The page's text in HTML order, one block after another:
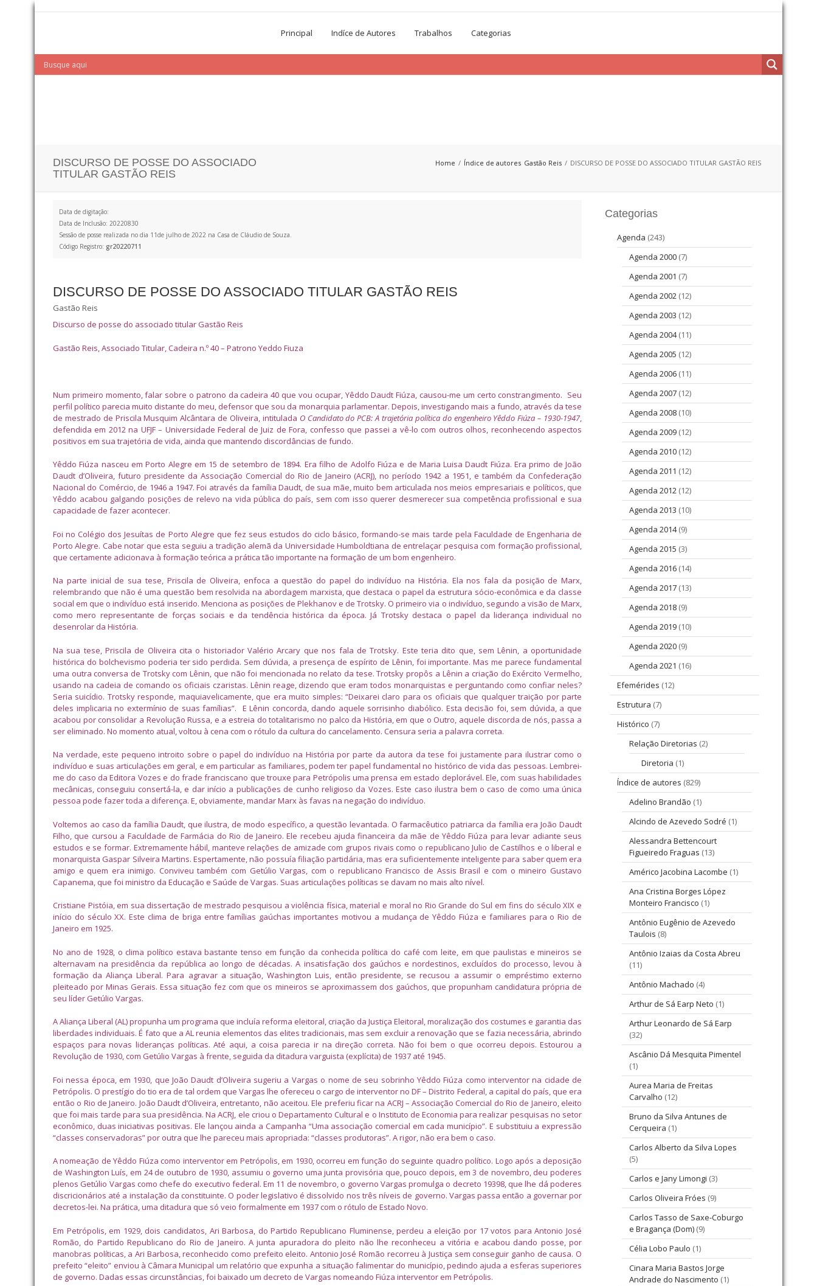
Principal Indíce de Autores Trabalhos Categorias
DISCURSO DE POSSE DO ASSOCIADO
TITULAR GASTÃO REIS
Home Índice de autores Gastão Reis DISCURSO DE POSSE DO ASSOCIADO TITULAR GASTÃO REIS
Data de digitação:
Data de Inclusão: 20220830
Sessão de posse realizada no dia 11de julho de 2022 na Casa de Cláudio de Souza.
Código Registro: gr20220711
DISCURSO DE POSSE DO ASSOCIADO TITULAR GASTÃO REIS
Gastão Reis
Discurso de posse do associado titular Gastão Reis
Gastão Reis, Associado Titular, Cadeira n.º 40 – Patrono Yeddo Fiuza
Num primeiro momento, falar sobre o patrono da cadeira 40 que vou ocupar, Yêddo Daudt Fiúza, causou-me um certo constrangimento. Seu
perfil político parecia muito distante do meu, defensor que sou da monarquia parlamentar. Depois, investigando mais a fundo, através da tese
de mestrado de Priscila Musquim Alcântara de Oliveira, intitulada O Candidato do PCB: A trajetória política do engenheiro Yêddo Fiúza – 1930-1947,
defendida em 2012 na UFJF – Universidade Federal de Juiz de Fora, confesso que passei a vê-lo com outros olhos, reconhecendo aspectos
positivos em sua trajetória de vida, ainda que mantendo discordâncias de fundo.
Yêddo Fiúza nasceu em Porto Alegre em 15 de setembro de 1894. Era filho de Adolfo Fiúza e de Maria Luisa Daudt Fiúza. Era primo de João
Daudt d’Oliveira, futuro presidente da Associação Comercial do Rio de Janeiro (ACRJ), no período 1942 a 1951, e também da Confederação
Nacional do Comércio, de 1946 a 1947. Foi através da família Daudt, de sua mãe, muito bem articulada nos meios empresariais e políticos, que
Yêddo acabou galgando posições de relevo na vida pública do país, sem com isso querer desmerecer sua competência profissional e sua
capacidade de fazer acontecer.
Foi no Colégio dos Jesuítas de Porto Alegre que fez seus estudos do ciclo básico, formando-se mais tarde pela Faculdade de Engenharia de
Porto Alegre. Cabe notar que esta seguiu a tradição alemã da Universidade Humboldtiana de entrelaçar pesquisa com formação profissional,
que certamente adicionava à formação teórica a prática tão importante na formação de um bom engenheiro.
Na parte inicial de sua tese, Priscila de Oliveira, enfoca a questão do papel do indivíduo na História. Ela nos fala da posição de Marx,
relembrando que não é uma questão bem resolvida na abordagem marxista, que destaca o papel da estrutura sócio-econômica e da classe
social em que o indivíduo está inserido. Menciona as posições de Plekhanov e de Trotsky. O primeiro via o indivíduo, segundo a visão de Marx,
como mero representante de forças sociais e da tendência histórica da época. Já Trotsky destaca o papel da liderança individual no
desenrolar da História.
Na sua tese, Priscila de Oliveira cita o historiador Valério Arcary que nos fala de Trotsky. Este teria dito que, sem Lênin, a oportunidade
histórica do bolchevismo poderia ter sido perdida. Sem dúvida, a presença de espírito de Lênin, foi importante. Mas me parece fundamental
uma outra conversa de Trotsky com Lênin, que não foi mencionada no relato da tese. Trotsky propôs a Lênin a criação do Exército Vermelho,
usando na cadeia de comando os oficiais czaristas. Lênin reage, dizendo que eram todos monarquistas e perguntando como confiar neles?
Seria suicídio. Trotsky responde, maquiavelicamente, que era muito simples: “Deixarei claro para os oficiais que qualquer traição por parte
deles implicaria no extermínio de suas famílias”. E Lênin concorda, dando aquele sorrisinho diabólico. Esta decisão foi, sem dúvida, a que
acabou por consolidar a Revolução Russa, e a estreia do totalitarismo no palco da História, em que o Outro, aquele discorda de nós, passa a
ser eliminado. No momento atual, voltou à cena com o rótulo da cultura do cancelamento. Censura seria a palavra correta.
Na verdade, este pequeno introito sobre o papel do indivíduo na História por parte da autora da tese foi justamente para ilustrar como o
indivíduo e suas articulações em geral, e em particular as familiares, podem ter papel fundamental no histórico de vida das pessoas. Lembrei-
me do caso da Editora Vozes e do frade franciscano que trouxe para Petrópolis uma prensa em estado deplorável. Ele, com suas habilidades
mecânicas, conseguiu consertá-la, e dar início a publicações de cunho religioso da Vozes. Este caso ilustra bem o caso de como uma única
pessoa pode fazer toda a diferença. E, obviamente, mandar Marx às favas na negação do indivíduo.
Voltemos ao caso da família Daudt, que ilustra, de modo específico, a questão levantada. O farmacêutico patriarca da família era João Daudt
Filho, que cursou a Faculdade de Farmácia do Rio de Janeiro. Ele recebeu ajuda financeira da mãe de Yêddo Fiúza para levar adiante seus
estudos e se formar. Extremamente hábil, manteve relações de amizade com grupos rivais como o republicano Julio de Castilhos e o liberal e
monarquista Gaspar Silveira Martins. Espertamente, não possuía filiação partidária, mas era suficientemente inteligente para saber quem era
amigo e quem era inimigo. Conviveu também com Getúlio Vargas, com o republicano Francisco de Assis Brasil e com o mineiro Gustavo
Capanema, que foi ministro da Educação e Saúde de Vargas. Suas articulações políticas se davam no mais alto nível.
Cristiane Pistóia, em sua dissertação de mestrado pesquisou a violência física, material e moral no Rio Grande do Sul em fins do século XIX e
início do século XX. Este clima de briga entre famílias gaúchas importantes motivou a mudança de Yêddo Fiúza e familiares para o Rio de
Janeiro em 1925.
No ano de 1928, o clima político estava bastante tenso em função da conhecida política do café com leite, em que paulistas e mineiros se
alternavam na presidência da república ao longo de décadas. A insatisfação dos gaúchos e nordestinos, excluídos do processo, levou à
formação da Aliança Liberal. Para agravar a situação, Washington Luis, então presidente, se recusou a assumir o empréstimo externo
pleiteado por Minas Gerais. Essa situação fez com que os mineiros se aproximassem dos gaúchos, que propunham candidatura própria de
seu líder Getúlio Vargas.
A Aliança Liberal (AL) propunha um programa que incluía reforma eleitoral, criação da Justiça Eleitoral, moralização dos costumes e garantia das
liberdades individuais. É fato que a AL reunia elementos das elites tradicionais, mas sem excluir a renovação que se fazia necessária, abrindo
espaços para novas lideranças políticas. Até aqui, a coisa parecia ir na direção correta. Não foi bem o que ocorreu depois. Estourou a
Revolução de 1930, com Getúlio Vargas à frente, seguida da ditadura varguista (explícita) de 1937 até 1945.
Foi nessa época, em 1930, que João Daudt d’Oliveira sugeriu a Vargas o nome de seu sobrinho Yêddo Fiúza como interventor na cidade de
Petrópolis. O prestígio do tio era de tal ordem que Vargas lhe ofereceu o cargo de interventor no DF – Distrito Federal, a capital do país, que era
então o Rio de Janeiro. João Daudt d’Oliveira, entretanto, não aceitou. Ele preferiu ficar na ACRJ – Associação Comercial do Rio de Janeiro, eleito
que foi mais tarde para sua presidência. Na ACRJ, ele criou o Departamento Cultural e o Instituto de Economia para realizar pesquisas no setor
econômico, duas iniciativas positivas. Ele lançou ainda a Campanha “Uma associação comercial em cada município”. E substituiu a expressão
“classes conservadoras” por outra que lhe pareceu mais apropriada: “classes produtoras”. A rigor, não era bem o caso.
A nomeação de Yêddo Fiúza como interventor em Petrópolis, em 1930, ocorreu em função do seguinte quadro político. Logo após a deposição
de Washington Luís, em 24 de outubro de 1930, assumiu o governo uma junta provisória que, pouco depois, em 3 de novembro, deu poderes
plenos Getúlio Vargas como chefe do executivo federal. Em 11 de novembro, o governo Vargas promulga o decreto 19398, que lhe dá poderes
discricionários até a instalação da constituinte. O poder legislativo é dissolvido nos três níveis de governo. Vargas passa então a governar por
decretos-lei. Na prática, uma ditadura que só veio formalmente em 1937 com o rótulo de Estado Novo.
Em Petrópolis, em 1929, dois candidatos, Ari Barbosa, do Partido Republicano Fluminense, perdeu a eleição por 17 votos para Antonio José
Romão, do Partido Republicano do Rio de Janeiro. A junta apuradora do pleito não lhe reconheceu a vitória e acabou dando posse, por
manobras políticas, a Ari Barbosa, reconhecido como prefeito eleito. Antonio José Romão recorreu à Justiça sem conseguir ganho de causa. O
prefeito “eleito” enviou à Câmara Municipal um relatório que expunha a situação falimentar do município, pedindo ajuda a esferas superiores
de governo. Dadas essas circunstâncias, foi baixado um decreto de Vargas nomeando Fiúza interventor em Petrópolis.
Categorias
Agenda (243)
Agenda 2000 (7)
Agenda 2001 (7)
Agenda 2002 (12)
Agenda 2003 (12)
Agenda 2004(11)
Agenda 2005 (12)
Agenda 2006 (11)
Agenda 2007 (12)
Agenda 2008 (10)
Agenda 2009 (12)
Agenda 2010 (12)
Agenda 2011 (12)
Agenda 2012 (12)
Agenda 2013 (10)
Agenda 2014(9)
Agenda 2015 (3)
Agenda 2016 (14)
Agenda 2017 (13)
Agenda 2018 (9)
Agenda 2019 (10)
Agenda 2020 (9)
Agenda 2021 (16)
Efemérides (12)
Estrutura (7)
Histórico (7)
Relação Diretorias (2)
Diretoria (1)
Índice de autores (829)
Adelino Brandão (1)
Alcindo de Azevedo Sodré (1)
Alessandra Bettencourt
Figueiredo Fraguas (13)
Américo Jacobina Lacombe (1)
Ana Cristina Borges López
Monteiro Francisco (1)
Antônio Eugênio de Azevedo
Taulois (8)
Antônio Izaias da Costa Abreu
(11)
Antônio Machado (4)
Arthur de Sá Earp Neto (1)
Arthur Leonardo de Sá Earp
(32)
Ascânio Dá Mesquita Pimentel
(1)
Aurea Maria de Freitas
Carvalho (12)
Bruno da Silva Antunes de
Cerqueira (1)
Carlos Alberto da Silva Lopes
(5)
Carlos e Jany Limongi (3)
Carlos Oliveira Fróes (9)
Carlos Tasso de Saxe-Coburgo
e Bragança (Dom) (9)
Célia Lobo Paulo (1)
Cinara Maria Bastos Jorge
Andrade do Nascimento (1)